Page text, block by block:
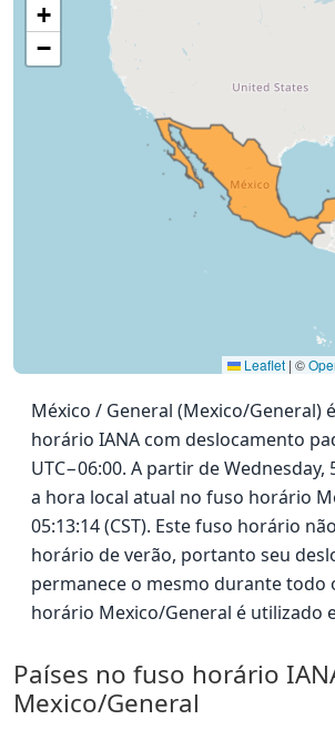
+
−
Leaflet | ©
México / General (Mexico/General)
horário IANA com deslocamento
UTC−06:00. A partir de Wednesday,
a hora local atual no fuso horário
05:13:14 (CST). Este fuso horário
horário de verão, portanto seu
permanece o mesmo durante todo
horário Mexico/General é utilizado
Países no fuso horário
Mexico/General